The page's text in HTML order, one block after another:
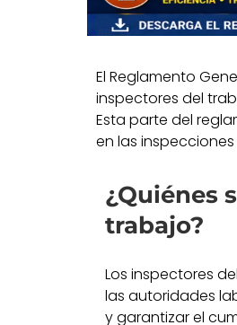
El Reglamento
inspectores del
Esta parte del
en las
¿Quiénes
trabajo?
Los inspectores
las autoridades
y garantizar el